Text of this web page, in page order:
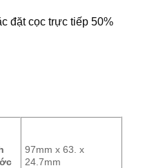
đặt cọc trực tiếp 50%
97mm x 63. x
24.7mm